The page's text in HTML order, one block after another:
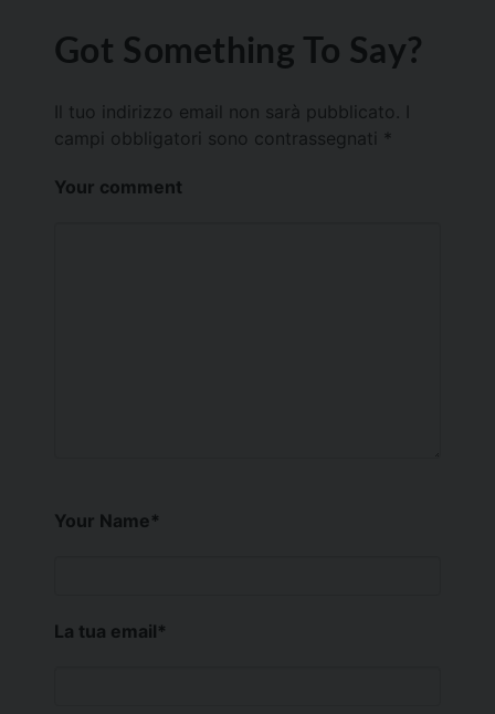
Got Something To Say?
Il tuo indirizzo email non sarà pubblicato.
campi obbligatori sono contrassegnati *
Your comment
Your Name*
La tua email*